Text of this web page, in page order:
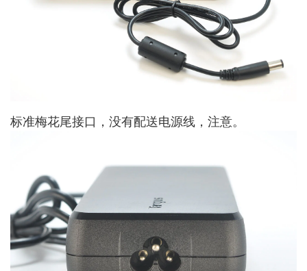
标准梅花尾接口，没有配送电源线，注意。